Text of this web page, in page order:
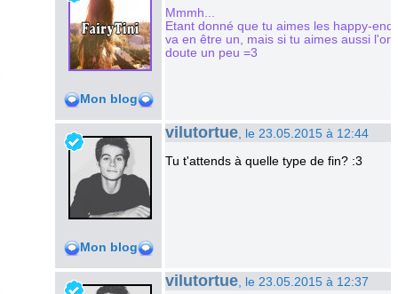
Mon blog
Mmmh...
Etant donné que tu aimes les happy-
va en être un, mais si tu aimes aussi
doute un peu =3
Mon blog
vilutortue , le 23.05.2015 à 12:44
Tu t'attends à quelle type de fin? :3
vilutortue , le 23.05.2015 à 12:37